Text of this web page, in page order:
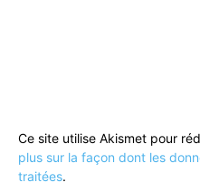
Ce site utilise Akismet pour
plus sur la façon dont les
traitées.